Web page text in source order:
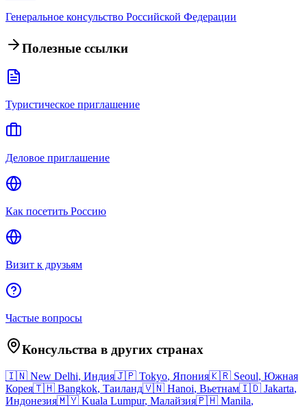
Генеральное консульство Российской Федерации
Полезные ссылки
Туристическое приглашение
Деловое приглашение
Как посетить Россию
Визит к друзьям
Частые вопросы
Консульства в других странах
🇮🇳 New Delhi, Индия🇯🇵 Tokyo, Япония🇰🇷 Seoul, Южная
Корея🇹🇭 Bangkok, Таиланд🇻🇳 Hanoi, Вьетнам🇮🇩 Jakarta,
Индонезия🇲🇾 Kuala Lumpur, Малайзия🇵🇭 Manila,